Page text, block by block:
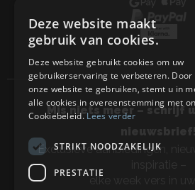
Mis niets meer – schrijf
nieuwsbrief!
Exclusieve aanbiedingen,
inspiratie –
elke week vers in
Deze website maakt
gebruik van cookies.
Deze website gebruikt cookies om uw
gebruikerservaring te verbeteren. Door
onze website te gebruiken, stemt u in
alle cookies in overeenstemming met
Cookiebeleid.Lees verder
STRIKT NOODZAKELIJK
PRESTATIE